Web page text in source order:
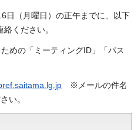
日（月曜日）の正午までに、以下
ください。
めの「ミーティングID」「パス
※メールの件名
い。